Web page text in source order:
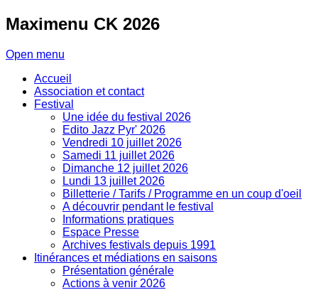
Maximenu CK 2026
Open menu
Accueil
Association et contact
Festival
Une idée du festival 2026
Edito Jazz Pyr' 2026
Vendredi 10 juillet 2026
Samedi 11 juillet 2026
Dimanche 12 juillet 2026
Lundi 13 juillet 2026
Billetterie / Tarifs / Programme en un coup d'oeil
A découvrir pendant le festival
Informations pratiques
Espace Presse
Archives festivals depuis 1991
Itinérances et médiations en saisons
Présentation générale
Actions à venir 2026